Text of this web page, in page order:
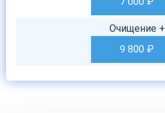
Очищение +
9 800 ₽